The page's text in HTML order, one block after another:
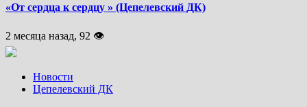
«От сердца к сердцу » (Цепелевский ДК)
2 месяца назад, 92 👁
Новости
Цепелевский ДК